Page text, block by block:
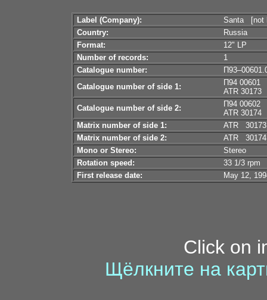
Label (Company):
Santa [not
Country:
Russia
Format:
12" LP
Number of records:
1
Catalogue number:
Catalogue number of side 1:
П94 00601
ATR 30173
Catalogue number of side 2:
П94 00602
ATR 30174
Matrix number of side 1:
ATR 30173
Matrix number of side 2:
ATR 30174
Mono or Stereo:
Stereo
Rotation speed:
33 1/3 rpm
First release date:
May 12,
Click on
Щёлкните на